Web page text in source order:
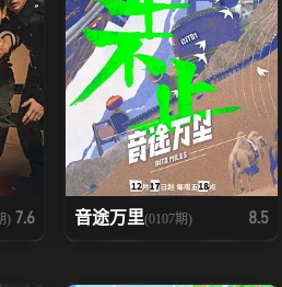
) 7.6 音途万里(0107期) 8.5